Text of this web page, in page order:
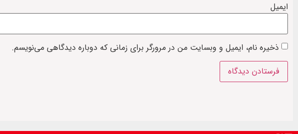
ایمیل
ذخیره نام، ایمیل و وبسایت من در مرورگر برای زمانی که دوباره دیدگاهی می‌نویسم.